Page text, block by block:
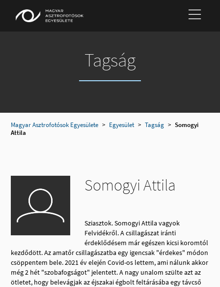
Tagság
Magyar Asztrofotósok Egyesülete > Egyesület > Tagság > Somogyi
Attila
Somogyi Attila
Sziasztok. Somogyi Attila vagyok
Felvidékről. A csillagászat iránti
érdeklődésem már egészen kicsi koromtól
kezdődött. Az amatőr csillagászatba egy igencsak "érdekes" módon
csöppentem bele. 2021 év elején Covid-os lettem, ami nálunk akkor
még 2 hét "szobafogságot" jelentett. A nagy unalom szülte azt az
ötletet, hogy belevágjak az éjszakai égbolt feltárásába egy távcső